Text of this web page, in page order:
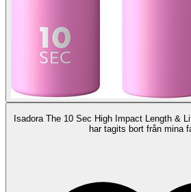
Isadora The 10 Sec High Impact Length &
har tagits bort från mina